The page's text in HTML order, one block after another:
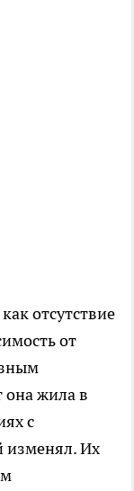
отсутствие
от
она жила в
с
изменял. Их